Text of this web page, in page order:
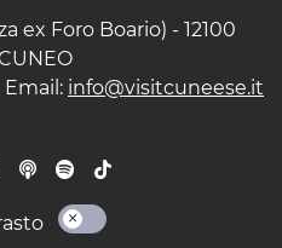
ex Foro Boario) - 12100
Email: info@visitcuneese.it